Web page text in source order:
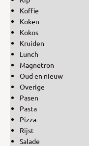
Koffie
Koken
Kokos
Kruiden
Lunch
Magnetron
Oud en nieuw
Overige
Pasen
Pasta
Pizza
Rijst
Salade